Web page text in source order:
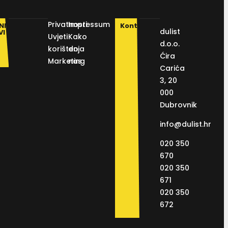
Privatnosti
Uvjeti
korištenja
Marketing
Impressum
Kako
do
nas
Kontakt
dulist
d.o.o.
Ćira
Carića
3, 20
000
Dubrovnik
info@dulist.hr
020 350
670
020 350
671
020 350
672